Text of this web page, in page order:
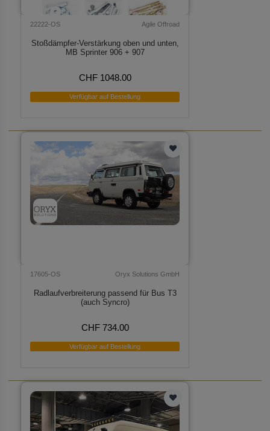
22222-OS Agile Offroad
Stoßdämpfer-Verstärkung oben und unten,
MB Sprinter 906 + 907
CHF 1048.00
Verfügbar auf Bestellung
17605-OS Oryx Solutions GmbH
Radlaufverbreiterung passend für Bus T3
(auch Syncro)
CHF 734.00
Verfügbar auf Bestellung